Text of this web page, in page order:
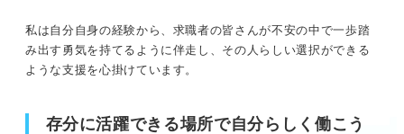
私は自分自身の経験から、求職者の皆さんが不安の中で一歩踏
み出す勇気を持てるように伴走し、その人らしい選択ができる
ような支援を心掛けています。
存分に活躍できる場所で自分らしく働こう